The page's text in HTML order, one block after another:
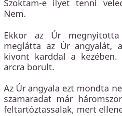
Szoktam-e ilyet tenni
Nem.
Ekkor az Úr
meglátta az Úr
kivont karddal a
arcra borult.
Az Úr angyala ezt mondta
szamaradat már
feltartóztassalak, mert